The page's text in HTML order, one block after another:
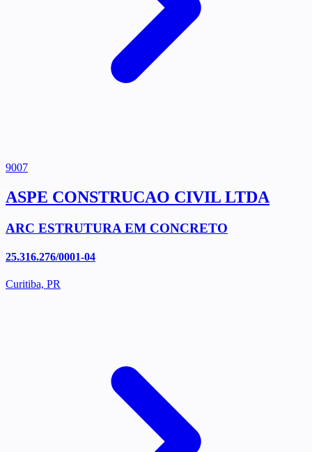
9007
ASPE CONSTRUCAO CIVIL LTDA
ARC ESTRUTURA EM CONCRETO
25.316.276/0001-04
Curitiba, PR